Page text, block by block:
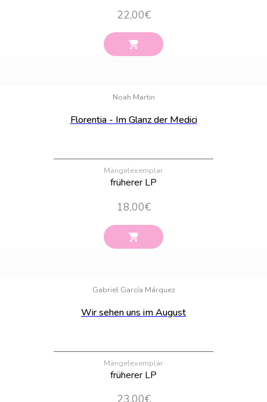
22,00€
Noah Martin
Florentia - Im Glanz der Medici
Mängelexemplar
früherer LP
18,00€
Gabriel García Márquez
Wir sehen uns im August
Mängelexemplar
früherer LP